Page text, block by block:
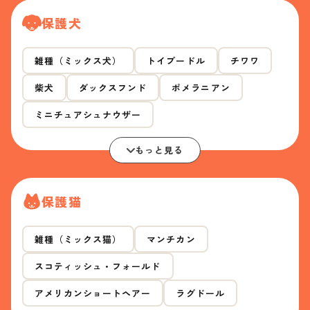
保護犬
雑種（ミックス犬） トイプードル チワワ
柴犬 ダックスフンド ポメラニアン
ミニチュアシュナウザー
もっと見る
保護猫
雑種（ミックス猫） マンチカン
スコティッシュ・フォールド
アメリカンショートヘアー ラグドール